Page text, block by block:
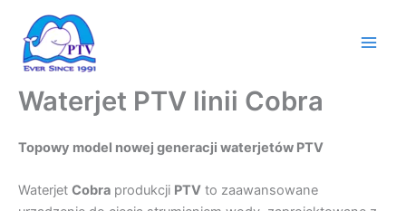
treści
Waterjet PTV linii Cobra
Topowy model nowej generacji waterjetów PTV
Waterjet Cobra produkcji PTV to zaawansowane